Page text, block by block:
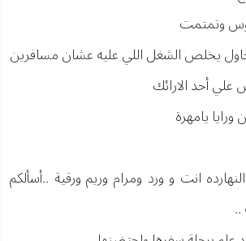
وتمتمت
يخلص الشغل اللي عليه عشان مسافرين
علي أحد الارائك
يامهرة
انت و ورد ومرام وريم ورقية ..أسألكم